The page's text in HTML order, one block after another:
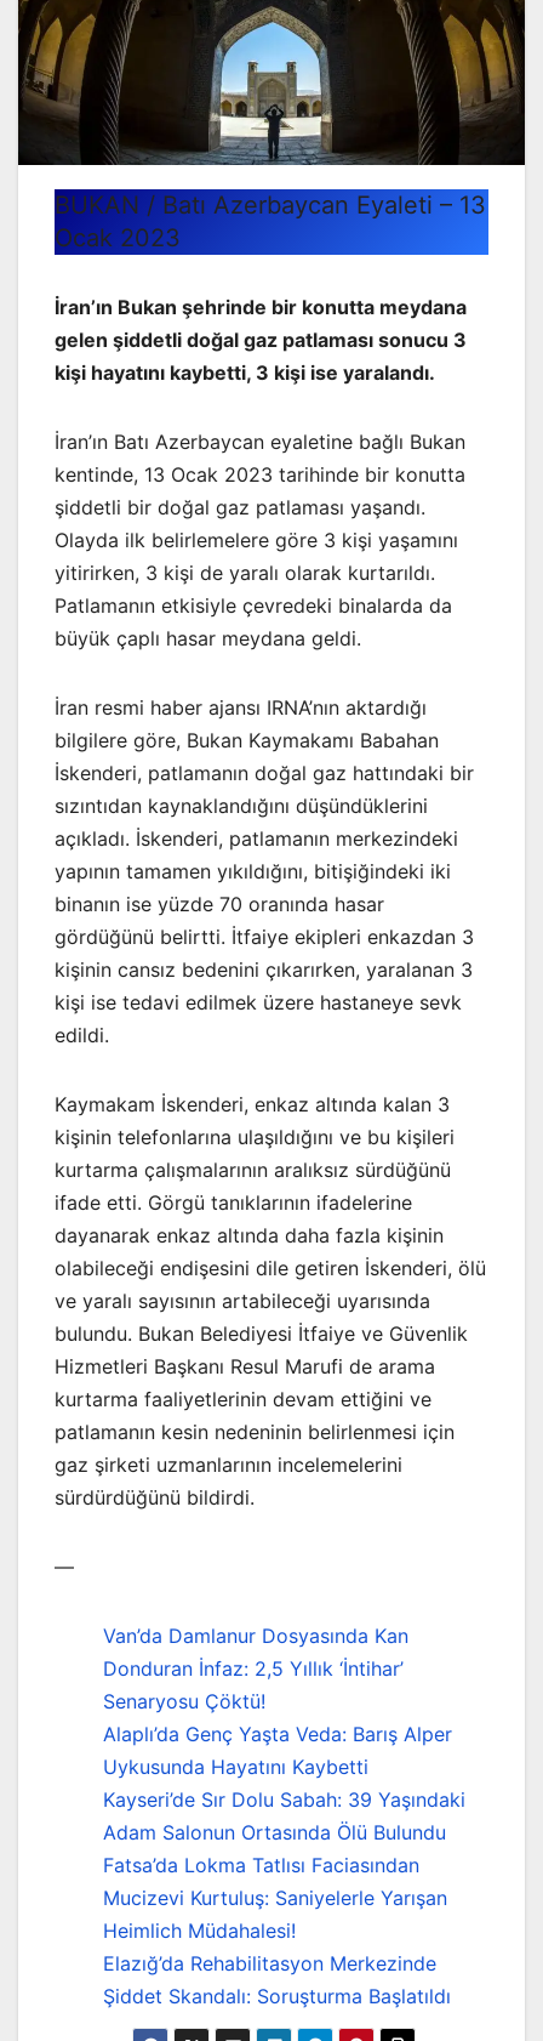
BUKAN / Batı Azerbaycan Eyaleti – 13
Ocak 2023
İran’ın Bukan şehrinde bir konutta meydana
gelen şiddetli doğal gaz patlaması sonucu 3
kişi hayatını kaybetti, 3 kişi ise yaralandı.
İran’ın Batı Azerbaycan eyaletine bağlı Bukan
kentinde, 13 Ocak 2023 tarihinde bir konutta
şiddetli bir doğal gaz patlaması yaşandı.
Olayda ilk belirlemelere göre 3 kişi yaşamını
yitirirken, 3 kişi de yaralı olarak kurtarıldı.
Patlamanın etkisiyle çevredeki binalarda da
büyük çaplı hasar meydana geldi.
İran resmi haber ajansı IRNA’nın aktardığı
bilgilere göre, Bukan Kaymakamı Babahan
İskenderi, patlamanın doğal gaz hattındaki bir
sızıntıdan kaynaklandığını düşündüklerini
açıkladı. İskenderi, patlamanın merkezindeki
yapının tamamen yıkıldığını, bitişiğindeki iki
binanın ise yüzde 70 oranında hasar
gördüğünü belirtti. İtfaiye ekipleri enkazdan 3
kişinin cansız bedenini çıkarırken, yaralanan 3
kişi ise tedavi edilmek üzere hastaneye sevk
edildi.
Kaymakam İskenderi, enkaz altında kalan 3
kişinin telefonlarına ulaşıldığını ve bu kişileri
kurtarma çalışmalarının aralıksız sürdüğünü
ifade etti. Görgü tanıklarının ifadelerine
dayanarak enkaz altında daha fazla kişinin
olabileceği endişesini dile getiren İskenderi, ölü
ve yaralı sayısının artabileceği uyarısında
bulundu. Bukan Belediyesi İtfaiye ve Güvenlik
Hizmetleri Başkanı Resul Marufi de arama
kurtarma faaliyetlerinin devam ettiğini ve
patlamanın kesin nedeninin belirlenmesi için
gaz şirketi uzmanlarının incelemelerini
sürdürdüğünü bildirdi.
—
Van’da Damlanur Dosyasında Kan
Donduran İnfaz: 2,5 Yıllık ‘İntihar’
Senaryosu Çöktü!
Alaplı’da Genç Yaşta Veda: Barış Alper
Uykusunda Hayatını Kaybetti
Kayseri’de Sır Dolu Sabah: 39 Yaşındaki
Adam Salonun Ortasında Ölü Bulundu
Fatsa’da Lokma Tatlısı Faciasından
Mucizevi Kurtuluş: Saniyelerle Yarışan
Heimlich Müdahalesi!
Elazığ’da Rehabilitasyon Merkezinde
Şiddet Skandalı: Soruşturma Başlatıldı